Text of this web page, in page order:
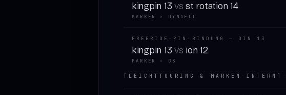
kingpin 13 vs st rotation 14
MARKER × DYNAFIT
FREERIDE-PIN-BINDUNG — DIN 13
kingpin 13 vs ion 12
MARKER × G3
[ LEICHTTOURING & MARKEN-INTERN ]